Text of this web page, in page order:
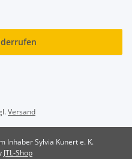
Versand
Inhaber Sylvia Kunert e. K.
JTL-Shop